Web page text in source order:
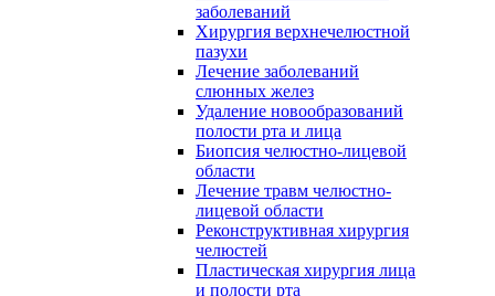
заболеваний
Хирургия верхнечелюстной
пазухи
Лечение заболеваний
слюнных желез
Удаление новообразований
полости рта и лица
Биопсия челюстно-лицевой
области
Лечение травм челюстно-
лицевой области
Реконструктивная хирургия
челюстей
Пластическая хирургия лица
и полости рта